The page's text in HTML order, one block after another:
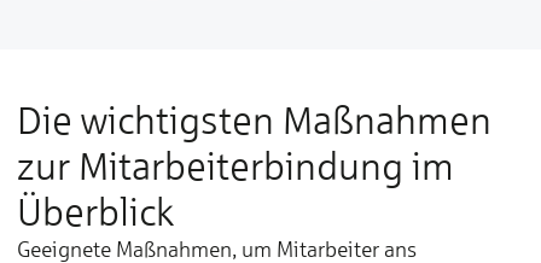
Die wichtigsten Maßnahmen
zur Mitarbeiterbindung im
Überblick
Geeignete Maßnahmen, um Mitarbeiter ans